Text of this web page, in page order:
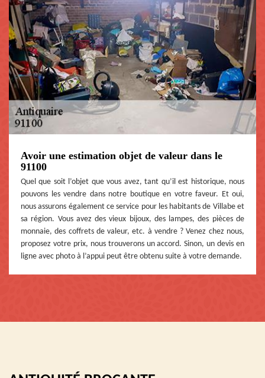
Avoir une estimation objet de valeur dans le
91100
Quel que soit l’objet que vous avez, tant qu’il est historique, nous
pouvons les vendre dans notre boutique en votre faveur. Et oui,
nous assurons également ce service pour les habitants de Villabe et
sa région. Vous avez des vieux bijoux, des lampes, des pièces de
monnaie, des coffrets de valeur, etc. à vendre ? Venez chez nous,
proposez votre prix, nous trouverons un accord. Sinon, un devis en
ligne avec photo à l’appui peut être obtenu suite à votre demande.